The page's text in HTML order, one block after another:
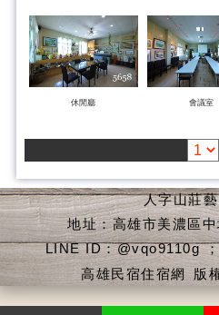
休閒廳
會議室
人字山莊
地址：高雄市美濃區
LINE ID：@vqo9110g
高雄民宿住宿網 版